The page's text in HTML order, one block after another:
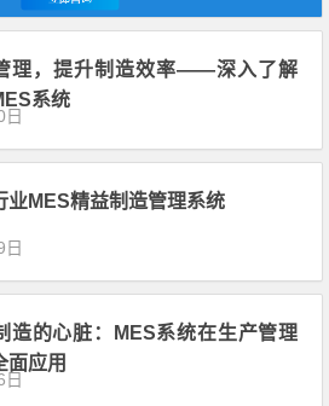
理，提升制造效率——深入了解
系统
日
业MES精益制造管理系统
日
造的心脏：MES系统在生产管理
面应用
日